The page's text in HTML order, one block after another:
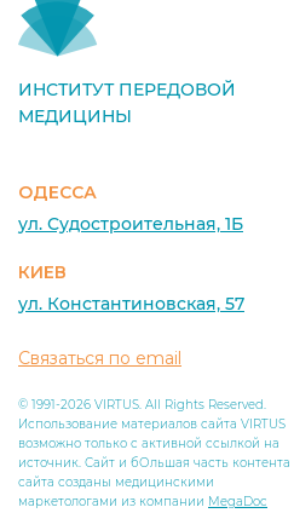
ИНСТИТУТ ПЕРЕДОВОЙ
МЕДИЦИНЫ
ОДЕССА
ул. Судостроительная, 1Б
КИЕВ
ул. Константиновская, 57
Связаться по email
© 1991-2026 VIRTUS. All Rights Reserved.
Использование материалов сайта VIRTUS
возможно только с активной ссылкой на
источник. Сайт и бОльшая часть контента
сайта созданы медицинскими
маркетологами из компании MegaDoc